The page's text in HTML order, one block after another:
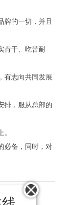
的一切，并且
干、吃苦耐
志向共同发展
，服从总部的
备，同时，对